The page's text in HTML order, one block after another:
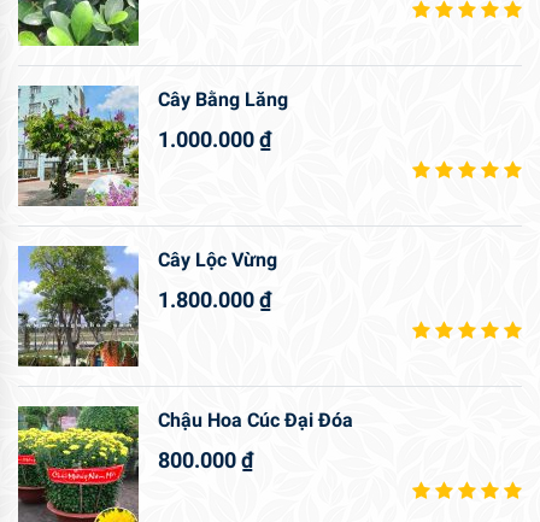
Cây Bằng Lăng
1.000.000₫
Cây Lộc Vừng
1.800.000₫
Chậu Hoa Cúc Đại Đóa
800.000₫